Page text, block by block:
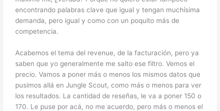
encontrando palabras clave que igual y tengan muchísima
demanda, pero igual y como con un poquito más de
competencia.
Acabemos el tema del revenue, de la facturación, pero ya
saben que yo generalmente me salto ese filtro. Vemos el
precio. Vamos a poner más o menos los mismos datos que
pusimos allá en Jungle Scout, como más o menos para ver
los resultados. La cantidad de reseñas, le va a poner 150 o
170. Le puse por acá, no me acuerdo, pero más o menos el